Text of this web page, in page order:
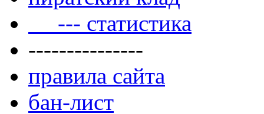
--- статистика
---------------
правила сайта
бан-лист